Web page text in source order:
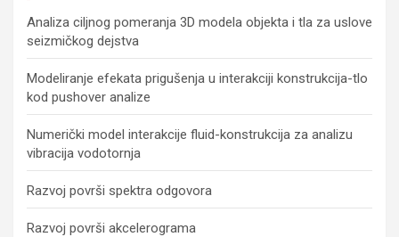
Analiza ciljnog pomeranja 3D modela objekta i tla za uslove
seizmičkog dejstva
Modeliranje efekata prigušenja u interakciji konstrukcija-tlo
kod pushover analize
Numerički model interakcije fluid-konstrukcija za analizu
vibracija vodotornja
Razvoj površi spektra odgovora
Razvoj površi akcelerograma